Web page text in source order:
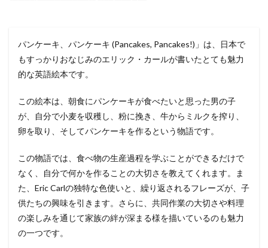
パンケーキ、パンケーキ (Pancakes, Pancakes!)」は、日本で
もすっかりおなじみのエリック・カールが書いたとても魅力
的な英語絵本です。
この絵本は、朝食にパンケーキが食べたいと思った男の子
が、自分で小麦を収穫し、粉に挽き、牛からミルクを搾り、
卵を取り、そしてパンケーキを作るという物語です。
この物語では、食べ物の生産過程を学ぶことができるだけで
なく、自分で何かを作ることの大切さを教えてくれます。ま
た、Eric Carlの独特な色使いと、繰り返されるフレーズが、子
供たちの興味を引きます。さらに、共同作業の大切さや料理
の楽しみを通じて家族の絆が深まる様を描いているのも魅力
の一つです。